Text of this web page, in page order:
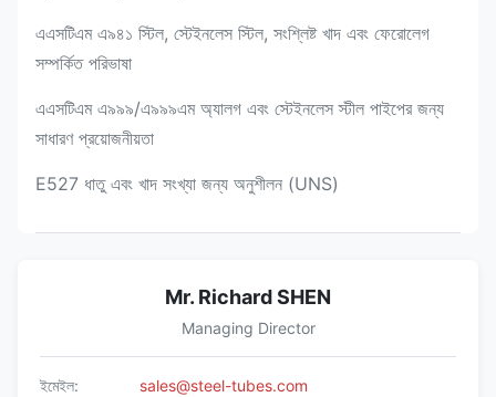
এএসটিএম এ৯৪১ স্টিল, স্টেইনলেস স্টিল, সংশ্লিষ্ট খাদ এবং ফেরোলেগ
সম্পর্কিত পরিভাষা
এএসটিএম এ৯৯৯/এ৯৯৯এম অ্যালগ এবং স্টেইনলেস স্টীল পাইপের জন্য
সাধারণ প্রয়োজনীয়তা
E527 ধাতু এবং খাদ সংখ্যা জন্য অনুশীলন (UNS)
Mr. Richard SHEN
Managing Director
ইমেইল:
sales@steel-tubes.com